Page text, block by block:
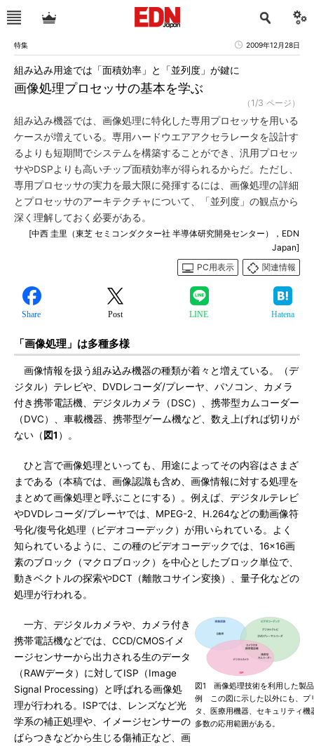
特集 2009年12月28日
画像処理プロセッサの基本を学ぶ
組み込み用途では「面積効率」と「並列度」が鍵に
（1/3 ページ）
組み込み機器では、画像処理に特化した専用プロセッサを用いる
ケースが増えている。専用ハードウエアアクセラレータを設計す
るよりも短期間でシステムを構築することができ、汎用プロセッ
サやDSPよりも高いチップ面積効率が得られるからだ。ただし、
専用プロセッサの実力を最大限に発揮するには、画像処理の詳細
とプロセッサのアーキテクチャについて、「並列度」の観点から
深く理解しておく必要がある。
[中西 圭里（東芝 セミコンダクター社 半導体研究開発センター），EDN
Japan]
PC用表示
関連情報
Share Post LINE Hatena
「画像処理」は多種多様
画像情報を扱う組み込み機器の種類が着々と増えている。（デ
ジタル）テレビや、DVDレコーダ/プレーヤ、パソコン、カメラ
付き携帯電話機、デジタルカメラ（DSC）、携帯型カムコーダー
（DVC）、車載機器、携帯型ゲーム機など、数え上げれば切りが
ない（ 図1 ）。
ひと言で画像処理といっても、用途によってその内容はさまざ
まである（本稿では、画像認識も含め、画像情報に対する処理を
まとめて画像処理と呼ぶことにする）。例えば、デジタルテレビ
やDVDレコーダ/プレーヤでは、MPEG-2、H.264などの動画像符
号化/復号化処理（ビデオコーデック）が用いられている。よく
知られているように、この種のビデオコーデックでは、16×16画
素のブロック（マクロブロック）を中心としたブロック単位で、
動きベクトルの探索やDCT（離散コサイン変換）、量子化などの
処理が行われる。
図1 画像処理技術を利用した製
例 この図に示した以外にも、プ
タ、医療用機器、セキュリティ機
多数の応用範囲がある。
一方、デジタルカメラや、カメラ付き
携帯電話機などでは、CCD/CMOSイメ
ージセンサーから出力される生のデータ
（RAWデータ）に対してISP（Image
Signal Processing）と呼ばれる画像処
理が行われる。ISPでは、レンズなど光
学系の補正処理や、イメージセンサーの
ばらつきなどから生じる傷補正など、画